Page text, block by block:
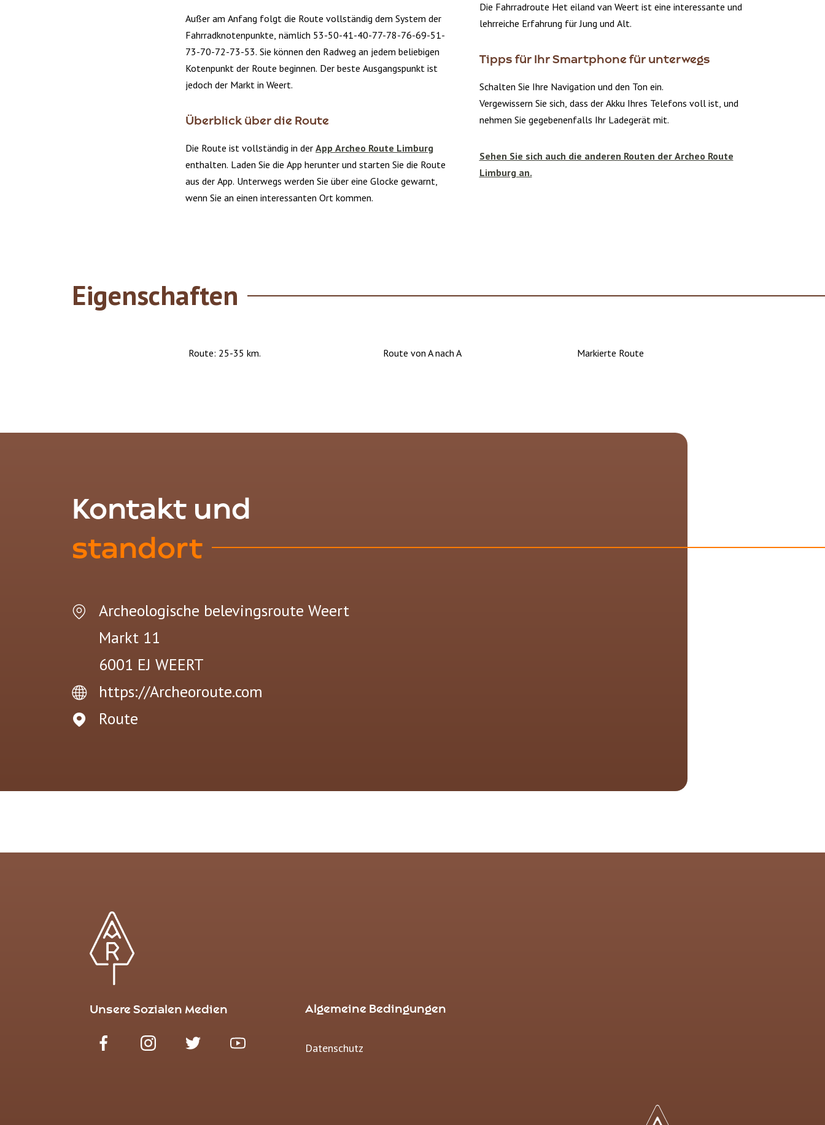
Außer am Anfang folgt die Route vollständig dem System der
Fahrradknotenpunkte, nämlich 53-50-41-40-77-78-76-69-51-
73-70-72-73-53. Sie können den Radweg an jedem beliebigen
Kotenpunkt der Route beginnen. Der beste Ausgangspunkt ist
jedoch der Markt in Weert.
Überblick über die Route
Die Route ist vollständig in der App Archeo Route Limburg
enthalten. Laden Sie die App herunter und starten Sie die Route
aus der App. Unterwegs werden Sie über eine Glocke gewarnt,
wenn Sie an einen interessanten Ort kommen.
Die Fahrradroute Het eiland van Weert ist eine interessante und
lehrreiche Erfahrung für Jung und Alt.
Tipps für Ihr Smartphone für unterwegs
Schalten Sie Ihre Navigation und den Ton ein.
Vergewissern Sie sich, dass der Akku Ihres Telefons voll ist, und
nehmen Sie gegebenenfalls Ihr Ladegerät mit.
Sehen Sie sich auch die anderen Routen der Archeo Route
Limburg an.
Eigenschaften
Route: 25-35 km. Route von A nach A Markierte Route
Kontakt und
standort
Archeologische belevingsroute Weert
Markt 11
6001 EJ WEERT
https://Archeoroute.com
Route
Unsere Sozialen Medien Algemeine Bedingungen
Datenschutz